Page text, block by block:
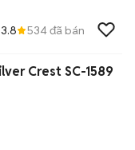
3.8 534đã bán
Crest SC-1589